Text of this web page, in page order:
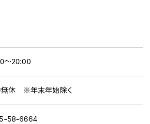
～20:00
無休 ※年末年始除く
58-6664